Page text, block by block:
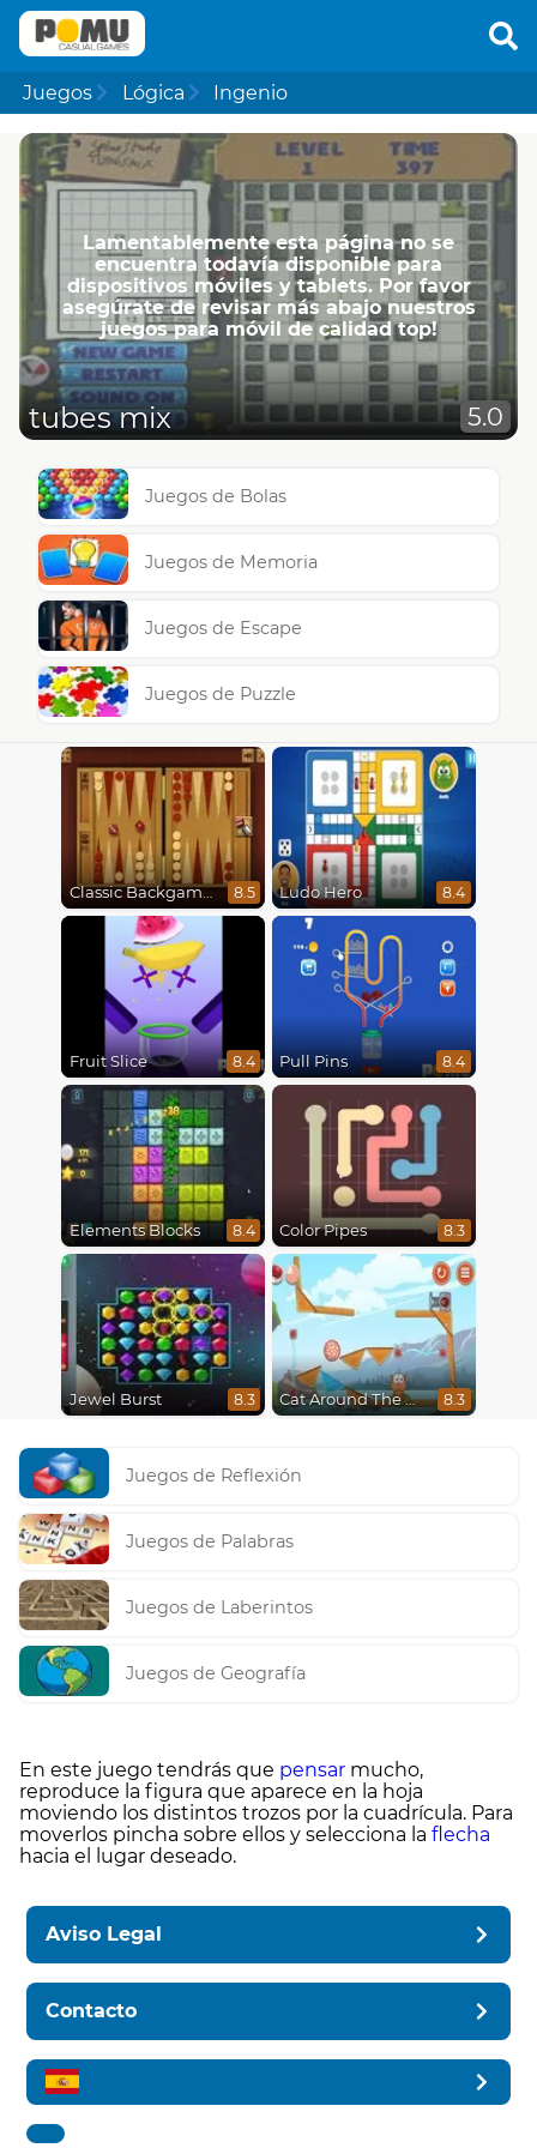
Juegos Lógica Ingenio
Lamentablemente esta página no se
encuentra todavía disponible para
dispositivos móviles y tablets. Por favor
asegúrate de revisar más abajo nuestros
juegos para móvil de calidad top!
tubes mix 5.0
Juegos de Bolas
Juegos de Memoria
Juegos de Escape
Juegos de Puzzle
Classic Backgammon 8.5 Ludo Hero 8.4
Fruit Slice 8.4 Pull Pins 8.4
Elements Blocks 8.4 Color Pipes 8.3
Jewel Burst 8.3 Cat Around The World 8.3
Juegos de Reflexión
Juegos de Palabras
Juegos de Laberintos
Juegos de Geografía
En este juego tendrás que pensar mucho,
reproduce la figura que aparece en la hoja
moviendo los distintos trozos por la cuadrícula. Para
moverlos pincha sobre ellos y selecciona la flecha
hacia el lugar deseado.
Aviso Legal
Contacto